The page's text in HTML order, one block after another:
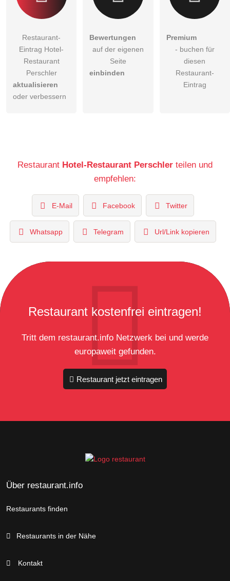
Restaurant-
Eintrag Hotel-
Restaurant
Perschler
aktualisieren
oder verbessern
Bewertungen
auf der eigenen
Seite
einbinden
Premium
- buchen für
diesen
Restaurant-
Eintrag
Restaurant Hotel-Restaurant Perschler teilen und
empfehlen:
E-Mail Facebook Twitter
Whatsapp Telegram Url/Link kopieren
Restaurant kostenfrei eintragen!
Tritt dem restaurant.info Netzwerk bei und werde
europaweit gefunden.
Restaurant jetzt eintragen
Über restaurant.info
Restaurants finden
Restaurants in der Nähe
Kontakt